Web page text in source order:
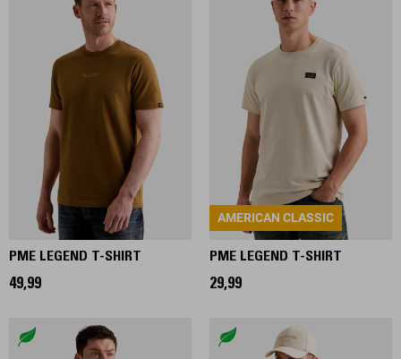
PME LEGEND T-SHIRT
49,99
AMERICAN CLASSIC
PME LEGEND T-SHIRT
29,99